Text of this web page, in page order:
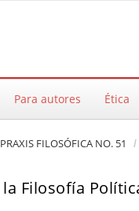
Para autores Ética
FILOSÓFICA NO. 51
Filosofía